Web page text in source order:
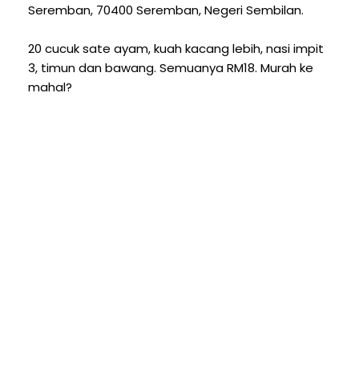
Seremban, 70400 Seremban, Negeri Sembilan.
20 cucuk sate ayam, kuah kacang lebih, nasi impit
3, timun dan bawang. Semuanya RM18. Murah ke
mahal?